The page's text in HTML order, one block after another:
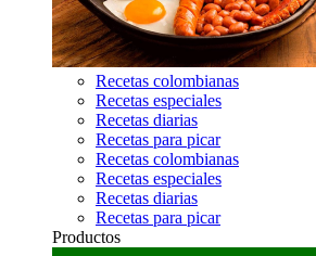
Recetas colombianas
Recetas especiales
Recetas diarias
Recetas para picar
Recetas colombianas
Recetas especiales
Recetas diarias
Recetas para picar
Productos